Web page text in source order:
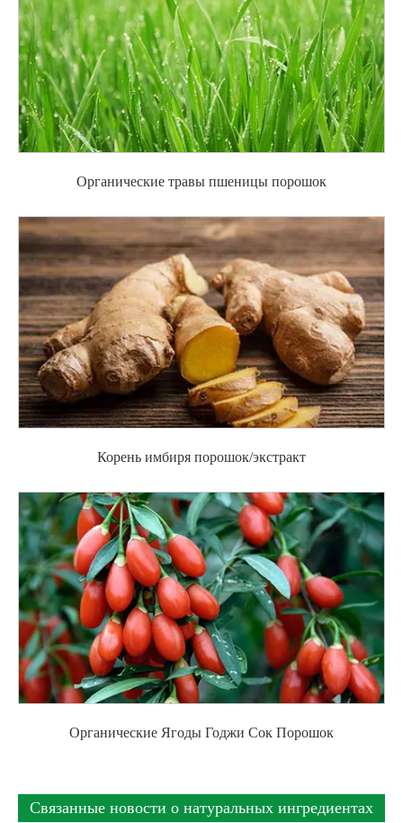
Органические травы пшеницы порошок
Корень имбиря порошок/экстракт
Органические Ягоды Годжи Сок Порошок
Связанные новости о натуральных ингредиентах